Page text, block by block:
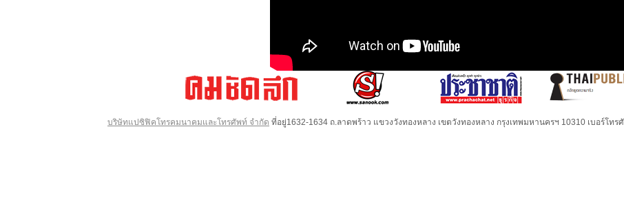
บริษัทแปซิฟิคโทรคมนาคมและโทรศัพท์ จำกัด ที่อยู่1632-1634 ถ.ลาดพร้าว แขวงวังทองหลาง เขตวังทองหลาง กรุงเทพมหานครฯ 10310 เบอร์โท